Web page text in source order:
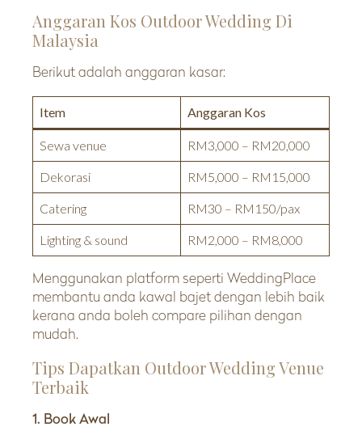
Anggaran Kos Outdoor Wedding Di
Malaysia
Berikut adalah anggaran kasar:
Item Anggaran Kos
Sewa venue RM3,000 – RM20,000
Dekorasi RM5,000 – RM15,000
Catering RM30 – RM150/pax
Lighting & sound RM2,000 – RM8,000
Menggunakan platform seperti WeddingPlace
membantu anda kawal bajet dengan lebih baik
kerana anda boleh compare pilihan dengan
mudah.
Tips Dapatkan Outdoor Wedding Venue
Terbaik
1. Book Awal